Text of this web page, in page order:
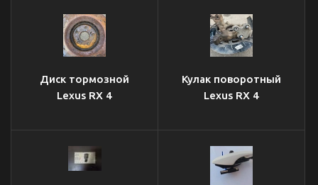
Диск тормозной
Lexus RX 4
Кулак поворотный
Lexus RX 4